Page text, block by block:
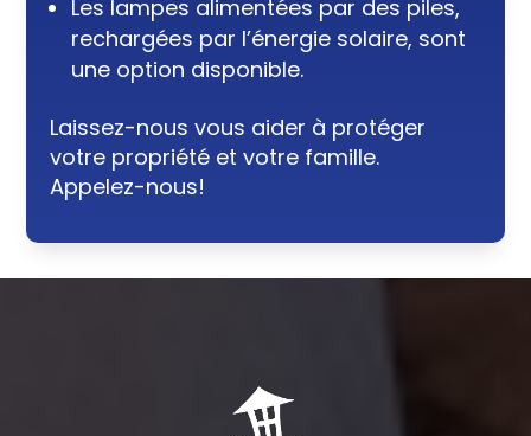
Les lampes alimentées par des piles,
rechargées par l’énergie solaire, sont
une option disponible.
Laissez-nous vous aider à protéger
votre propriété et votre famille.
Appelez-nous!